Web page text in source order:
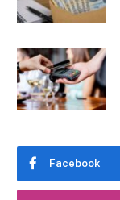
Facebook